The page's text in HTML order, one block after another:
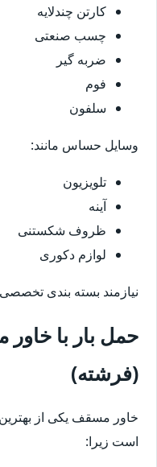
کارتن چندلایه
چسب صنعتی
ضربه گیر
فوم
سلفون
وسایل حساس مانند:
تلویزیون
آینه
ظروف شکستنی
لوازم دکوری
نیازمند بسته بندی
حمل بار با
(فرشته)
خاور مسقف یکی از
است زیرا: